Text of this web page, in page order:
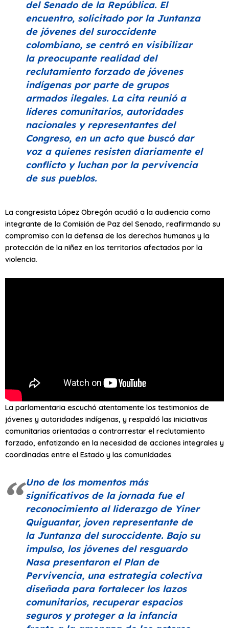
del Senado de la República. El
encuentro, solicitado por la Juntanza
de jóvenes del suroccidente
colombiano, se centró en visibilizar
la preocupante realidad del
reclutamiento forzado de jóvenes
indígenas por parte de grupos
armados ilegales. La cita reunió a
líderes comunitarios, autoridades
nacionales y representantes del
Congreso, en un acto que buscó dar
voz a quienes resisten diariamente el
conflicto y luchan por la pervivencia
de sus pueblos.
La congresista López Obregón acudió a la audiencia como
integrante de la Comisión de Paz del Senado, reafirmando su
compromiso con la defensa de los derechos humanos y la
protección de la niñez en los territorios afectados por la
violencia.
La parlamentaria escuchó atentamente los testimonios de
jóvenes y autoridades indígenas, y respaldó las iniciativas
comunitarias orientadas a contrarrestar el reclutamiento
forzado, enfatizando en la necesidad de acciones integrales y
coordinadas entre el Estado y las comunidades.
Uno de los momentos más
significativos de la jornada fue el
reconocimiento al liderazgo de Yiner
Quiguantar, joven representante de
la Juntanza del suroccidente. Bajo su
impulso, los jóvenes del resguardo
Nasa presentaron el Plan de
Pervivencia, una estrategia colectiva
diseñada para fortalecer los lazos
comunitarios, recuperar espacios
seguros y proteger a la infancia